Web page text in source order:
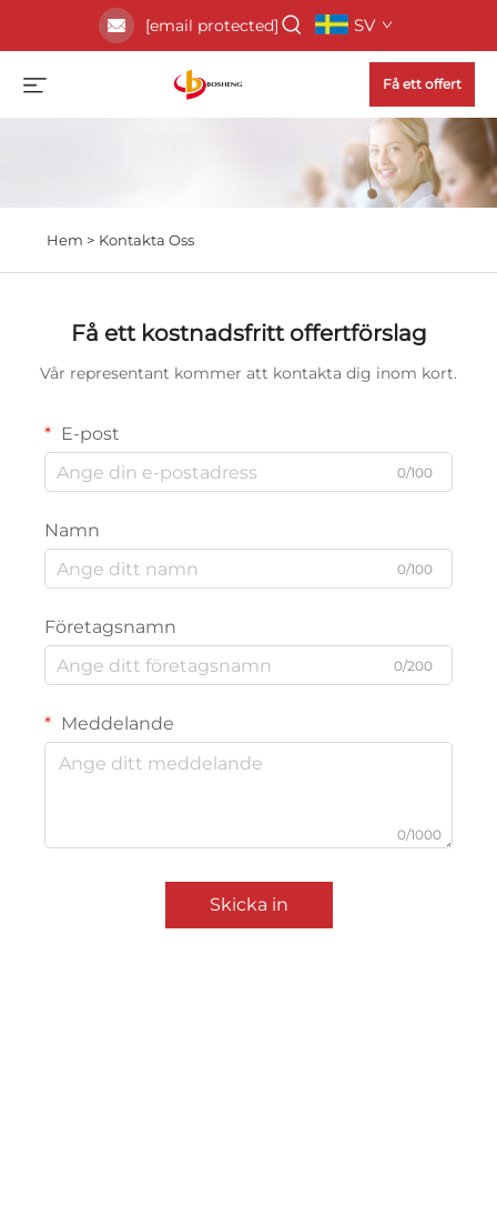
[email protected] SV
Få ett offert
Hem > Kontakta Oss
Få ett kostnadsfritt offertförslag
Vår representant kommer att kontakta dig inom kort.
E-post
0/100
Namn
0/100
Företagsnamn
0/200
Meddelande
0/1000
Skicka in